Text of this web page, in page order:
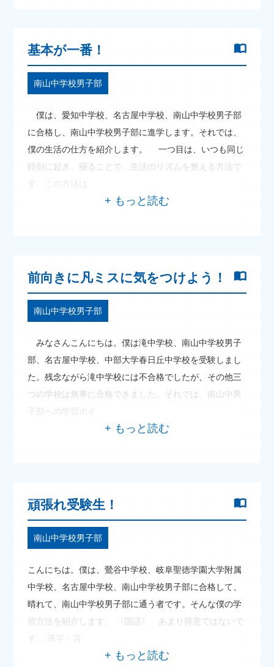
基本が一番！
南山中学校男子部
僕は、愛知中学校、名古屋中学校、南山中学校男子部
に合格し、南山中学校男子部に進学します。それでは、
僕の生活の仕方を紹介します。 一つ目は、いつも同じ
時刻に起き、寝ることで、生活のリズムを整える方法で
す。この方法は
前向きに凡ミスに気をつけよう！
南山中学校男子部
みなさんこんにちは。僕は滝中学校、南山中学校男子
部、名古屋中学校、中部大学春日丘中学校を受験しまし
た。残念ながら滝中学校には不合格でしたが、その他三
つの学校は無事に合格できました。それでは、南山中男
子部への学習ポイ
頑張れ受験生！
南山中学校男子部
こんにちは。僕は、鶯谷中学校、岐阜聖徳学園大学附属
中学校、名古屋中学校、南山中学校男子部に合格して、
晴れて、南山中学校男子部に通う者です。そんな僕の学
習方法を紹介します。 〈国語〉 あまり得意ではないで
す… 漢字・言